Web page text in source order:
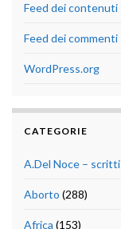
Feed dei contenuti
Feed dei commenti
WordPress.org
CATEGORIE
A.Del Noce – scritti
Aborto (288)
Africa (153)